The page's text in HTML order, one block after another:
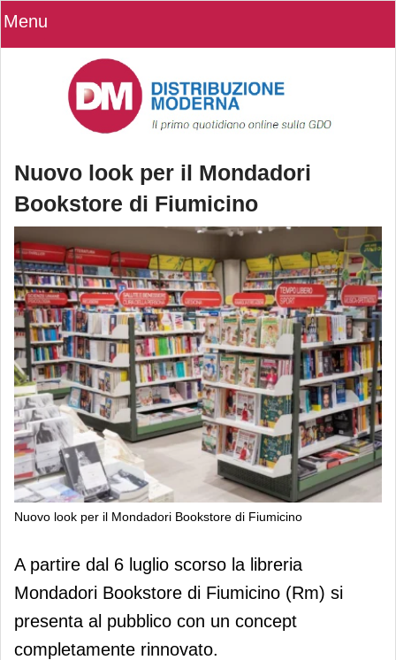
Menu
Nuovo look per il Mondadori
Bookstore di Fiumicino
Nuovo look per il Mondadori Bookstore di Fiumicino
Nuovo look per il Mondadori
Bookstore di Fiumicino
A partire dal 6 luglio scorso la libreria
Mondadori Bookstore di Fiumicino (Rm) si
presenta al pubblico con un concept
completamente rinnovato.